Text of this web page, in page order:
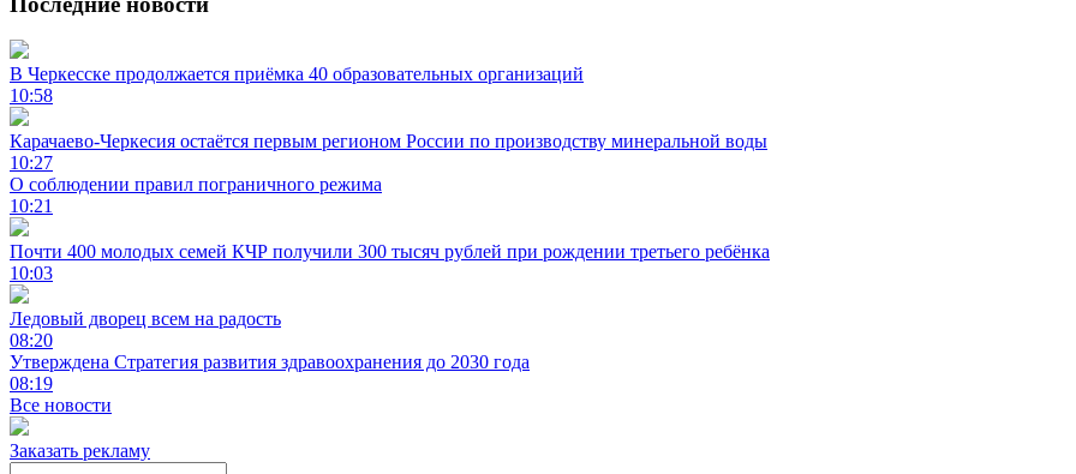
В Черкесске продолжается приёмка 40 образовательных организаций
10:58
Карачаево-Черкесия остаётся первым регионом России по производству минеральной воды
10:27
О соблюдении правил пограничного режима
10:21
Почти 400 молодых семей КЧР получили 300 тысяч рублей при рождении третьего ребёнка
10:03
Ледовый дворец всем на радость
08:20
Утверждена Стратегия развития здравоохранения до 2030 года
08:19
Все новости
Заказать рекламу